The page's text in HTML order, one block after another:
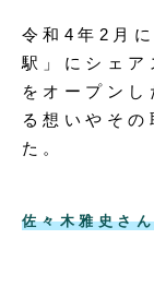
令和4年2月
駅」にシェ
をオープン
る想いやそ
た。
佐々木雅史さ